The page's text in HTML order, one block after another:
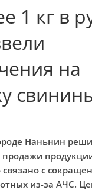
1 кг в
на
Наньнин
с
из-за АЧС.